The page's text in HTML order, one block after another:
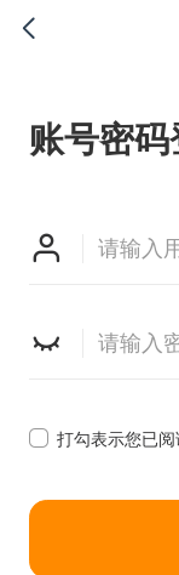

账号密码


 打勾表示您已